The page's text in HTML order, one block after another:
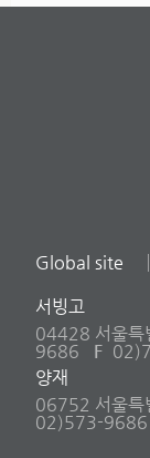
Global site
서빙고
04428 서울특
9686
F
양재
06752 서울특
02)573-9686